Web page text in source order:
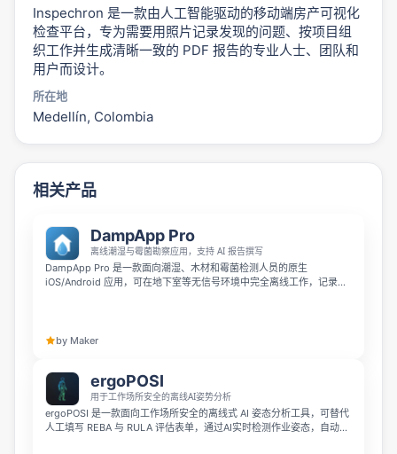
Inspechron 是一款由人工智能驱动的移动端房产可视化
检查平台，专为需要用照片记录发现的问题、按项目组
织工作并生成清晰一致的 PDF 报告的专业人士、团队和
用户而设计。
所在地
Medellín, Colombia
相关产品
DampApp Pro
离线潮湿与霉菌勘察应用，支持 AI 报告撰写
DampApp Pro 是一款面向潮湿、木材和霉菌检测人员的原生
iOS/Android 应用，可在地下室等无信号环境中完全离线工作，记录湿
by Maker
ergoPOSI
用于工作场所安全的离线AI姿势分析
ergoPOSI 是一款面向工作场所安全的离线式 AI 姿态分析工具，可替代
人工填写 REBA 与 RULA 评估表单，通过AI实时检测作业姿态，自动完